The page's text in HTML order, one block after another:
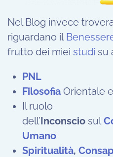
Nel Blog invece
riguardano il
frutto dei miei studi su
PNL
Filosofia Orientale
Il ruolo
dell’Inconscio sul
Umano
Spiritualità,